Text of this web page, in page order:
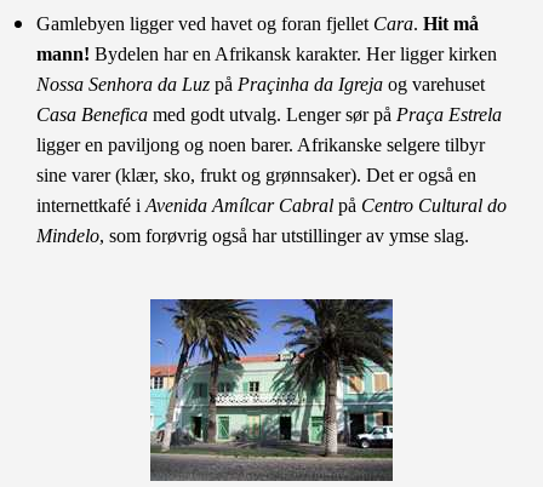
Gamlebyen ligger ved havet og foran fjellet Cara. Hit må
mann! Bydelen har en Afrikansk karakter. Her ligger kirken
Nossa Senhora da Luz på Praçinha da Igreja og varehuset
Casa Benefica med godt utvalg. Lenger sør på Praça Estrela
ligger en paviljong og noen barer. Afrikanske selgere tilbyr
sine varer (klær, sko, frukt og grønnsaker). Det er også en
internettkafé iAvenida Amílcar Cabral på Centro Cultural do
Mindelo, som forøvrig også har utstillinger av ymse slag.